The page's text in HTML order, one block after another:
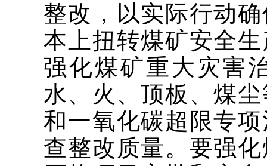
整改，以实际行动
本上扭转煤矿安全
强化煤矿重大灾害
水、火、顶板、煤
和一氧化碳超限专
查整改质量。要强